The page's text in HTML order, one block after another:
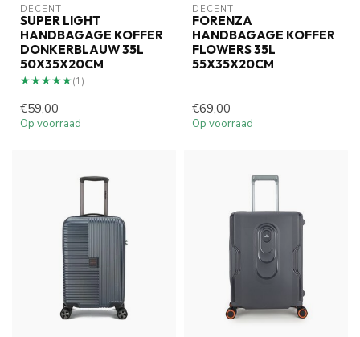
DECENT
SUPER LIGHT
HANDBAGAGE KOFFER
DONKERBLAUW 35L
50X35X20CM
★★★★★
★★★★★(1)
€59,00
Op voorraad
DECENT
FORENZA
HANDBAGAGE KOFFER
FLOWERS 35L
55X35X20CM
€69,00
Op voorraad